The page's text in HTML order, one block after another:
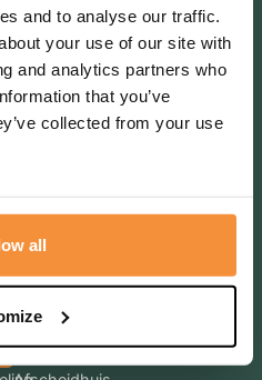
and to analyse our traffic.
your use of our site with
and analytics partners who
that you’ve
collected from your use
all